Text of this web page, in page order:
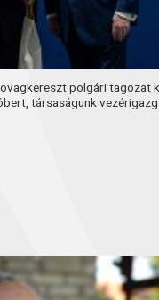
polgári tagozat
társaságunk